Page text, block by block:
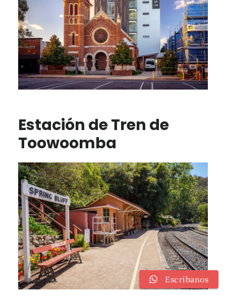
Estación de Tren de
Toowoomba
Escríbanos